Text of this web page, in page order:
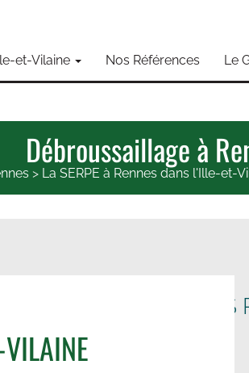
et-Vilaine Nos Références Le
Débroussaillage à
> La SERPE à Rennes dans l'Ille-et-